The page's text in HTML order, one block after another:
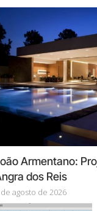
Armentano:
dos Reis
agosto de 2026